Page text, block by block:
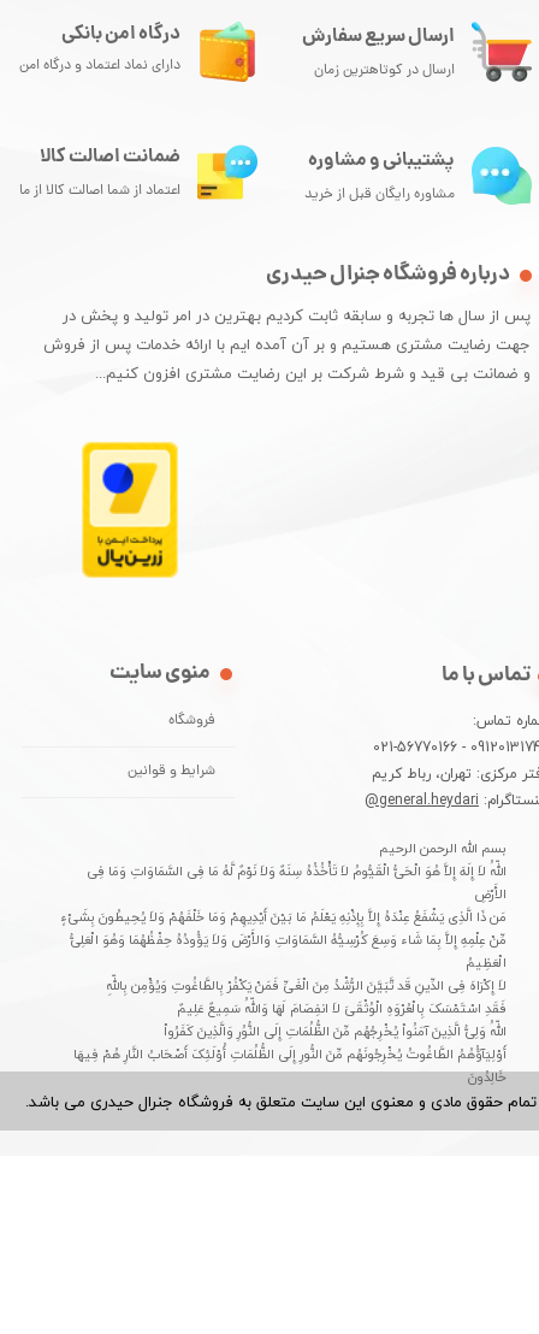
تمام حقوق مادی و معنوی این سایت متعلق به فروشگاه جنرال حیدری می باشد.​​​​​​​
ارسال سریع سفارش
ارسال در کوتاهترین زمان
درباره فروشگاه جنرال حیدری
پس از سال ها تجربه و سابقه ثابت کردیم بهترین در امر تولید و پخش در
جهت رضایت مشتری هستیم و بر آن آمده ایم با ارائه خدمات پس از فروش
و ضمانت بی قید و شرط شرکت بر این رضایت مشتری افزون کنیم...​​​​​​​
منوی سایت
فروشگاه
شرایط و قوانین
تماس با ما
تماس:
09120131744 - 021-
مرکزی: تهران، رباط کریم
general.heydari@
درگاه امن بانکی
دارای نماد اعتماد و درگاه امن
پشتیبانی و مشاوره
مشاوره رایگان قبل از خرید
ضمانت اصالت کالا
اعتماد از شما اصالت کالا از ما
بسم الله الرحمن الرحیم
اللّهُ لاَ إِلَهَ إِلاَّ هُوَ الْحَیُّ الْقَیُّومُ لاَ تَأْخُذُهُ سِنَهٌ وَلاَ نَوْمٌ لَّهُ مَا فِی السَّمَاوَاتِ وَمَا فِی
الأَرْضِ
مَن ذَا الَّذِی یَشْفَعُ عِنْدَهُ إِلاَّ بِإِذْنِهِ یَعْلَمُ مَا بَیْنَ أَیْدِیهِمْ وَمَا خَلْفَهُمْ وَلاَ یُحِیطُونَ بِشَیْءٍ
مِّنْ عِلْمِهِ إِلاَّ بِمَا شَاء وَسِعَ کُرْسِیُّهُ السَّمَاوَاتِ وَالأَرْضَ وَلاَ یَؤُودُهُ حِفْظُهُمَا وَهُوَ الْعَلِیُّ
الْعَظِیمُ
لاَ إِکْرَاهَ فِی الدِّینِ قَد تَّبَیَّنَ الرُّشْدُ مِنَ الْغَیِّ فَمَنْ یَکْفُرْ بِالطَّاغُوتِ وَیُؤْمِن بِاللّهِ
فَقَدِ اسْتَمْسَکَ بِالْعُرْوَهِ الْوُثْقَىَ لاَ انفِصَامَ لَهَا وَاللّهُ سَمِیعٌ عَلِیمٌ
اللّهُ وَلِیُّ الَّذِینَ آمَنُواْ یُخْرِجُهُم مِّنَ الظُّلُمَاتِ إِلَى النُّوُرِ وَالَّذِینَ کَفَرُواْ
أَوْلِیَآؤُهُمُ الطَّاغُوتُ یُخْرِجُونَهُم مِّنَ النُّورِ إِلَى الظُّلُمَاتِ أُوْلَئِکَ أَصْحَابُ النَّارِ هُمْ فِیهَا
خَالِدُونَ